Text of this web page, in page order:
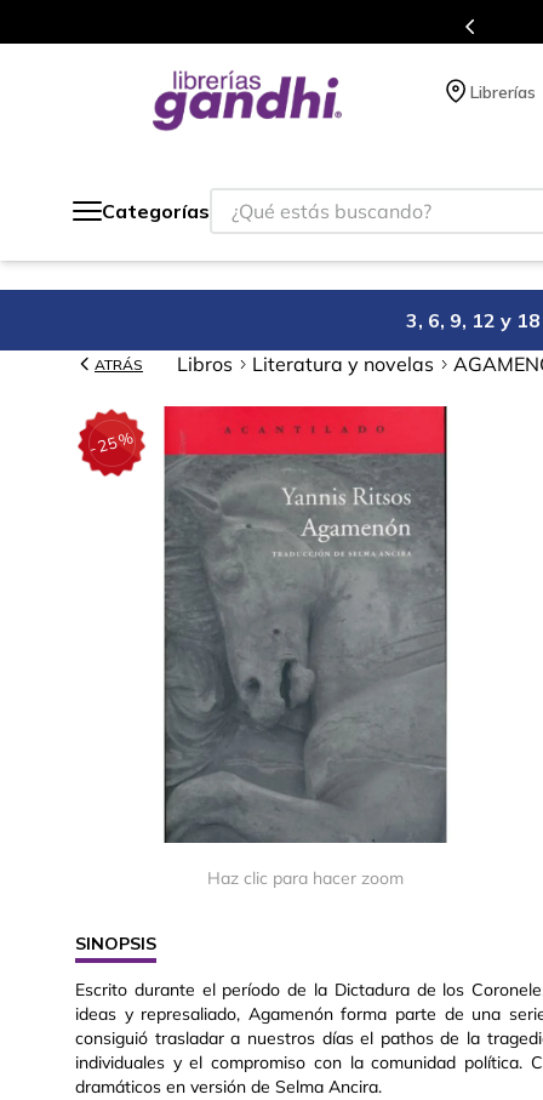
Librerías
Categorías
¿Qué estás buscando?
3, 6, 9, 12 y
ATRÁS Libros Literatura y novelas
-25%
Haz clic para hacer zoom
SINOPSIS
Escrito durante el período de la Dictadura de los
ideas y represaliado, Agamenón forma parte de una
consiguió trasladar a nuestros días el pathos de la
individuales y el compromiso con la comunidad política.
dramáticos en versión de Selma Ancira.